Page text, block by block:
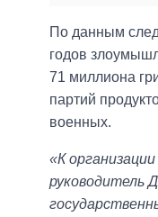
По данным
годов
71 миллиона
партий
военных.
«К
руководитель